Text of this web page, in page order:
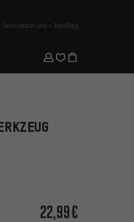
ServiceÜber uns JobsBlog
22,99€